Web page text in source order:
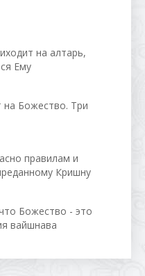
на алтарь,
Ему
Божество. Три
правилам и
Кришну
Божество - это
вайшнава